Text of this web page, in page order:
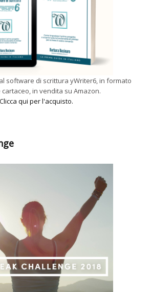
software di scrittura yWriter6, in formato
cartaceo, in vendita su Amazon.
Clicca qui per l'acquisto.